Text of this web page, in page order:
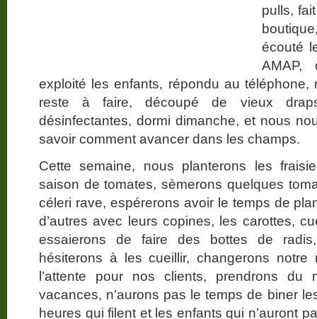
pulls,
écouté
AMAP,
exploité les enfants, répondu au
reste à faire, découpé de vieux
désinfectantes, dormi dimanche, et nous
savoir comment avancer dans les champs.
Cette semaine, nous planterons les
saison de tomates, sèmerons quelques
céleri rave, espérerons avoir le temps de
d’autres avec leurs copines, les carottes,
essaierons de faire des bottes de
hésiterons à les cueillir, changerons notre
l’attente pour nos clients, prendrons du
vacances, n’aurons pas le temps de biner
heures qui filent et les enfants qui n’auront